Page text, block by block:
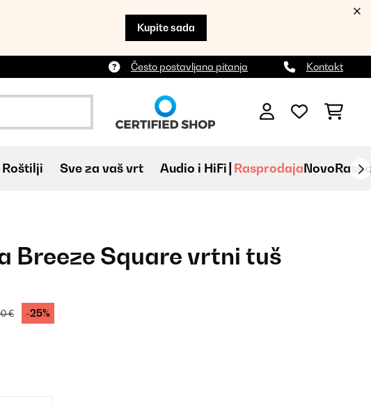
Kupite sada
Često postavljana pitanja Kontakt
Roštilji Sve za vaš vrt Audio i HiFi RasprodajaNovo
Breeze Square vrtni tuš
€ -25%